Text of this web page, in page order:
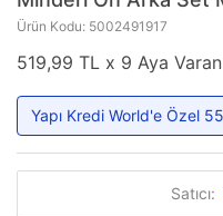
Ürün Kodu: 5002491917
519,99 TL x 9 Aya Varan
Yapı Kredi World'e Özel
Satıcı: